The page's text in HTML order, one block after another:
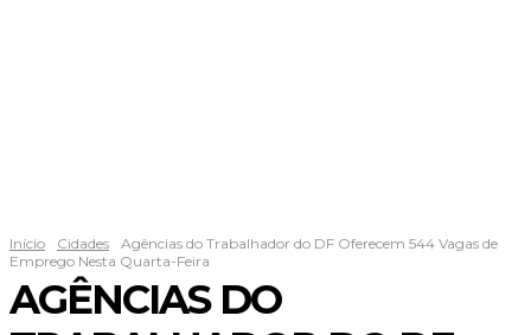
Início Cidades
Agências do Trabalhador do DF Oferecem 544 Vagas de
Emprego Nesta Quarta-Feira
AGÊNCIAS DO